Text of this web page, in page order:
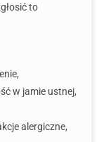
to
w jamie ustnej,
alergiczne,